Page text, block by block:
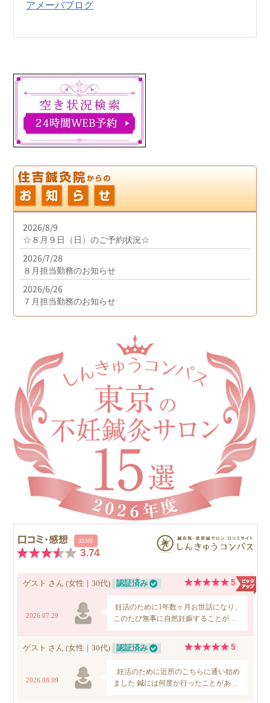
アメーバブログ
2026/8/9
☆８月９日（日）のご予約状況☆
2026/7/28
８月担当勤務のお知らせ
2026/6/26
７月担当勤務のお知らせ